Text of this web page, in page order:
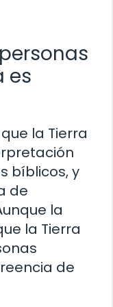
es
la Tierra
bíblicos, y
de
la
la Tierra
de